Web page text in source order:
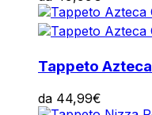
Tappeto Azteca
da 44,99€